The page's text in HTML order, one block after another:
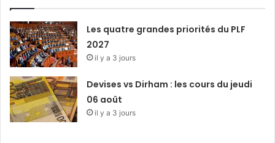
Les quatre grandes priorités du PLF
2027
il y a 3 jours
Devises vs Dirham : les cours du jeudi
06 août
il y a 3 jours